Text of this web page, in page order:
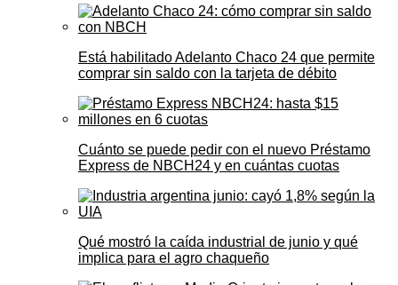
Está habilitado Adelanto Chaco 24 que permite
comprar sin saldo con la tarjeta de débito
Cuánto se puede pedir con el nuevo Préstamo
Express de NBCH24 y en cuántas cuotas
Qué mostró la caída industrial de junio y qué
implica para el agro chaqueño